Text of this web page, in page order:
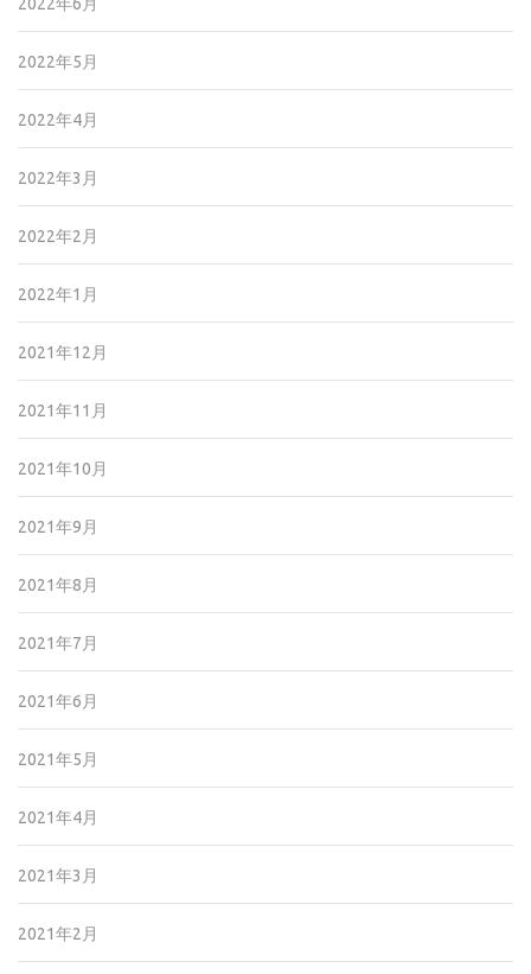
2022年6月
2022年5月
2022年4月
2022年3月
2022年2月
2022年1月
2021年12月
2021年11月
2021年10月
2021年9月
2021年8月
2021年7月
2021年6月
2021年5月
2021年4月
2021年3月
2021年2月